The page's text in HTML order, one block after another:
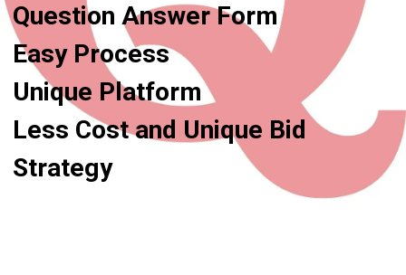
Question Answer Form
Easy Process
Unique Platform
Less Cost and Unique Bid
Strategy